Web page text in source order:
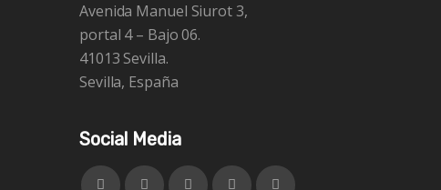
Avenida Manuel Siurot 3,
portal 4 – Bajo 06.
41013 Sevilla.
Sevilla, España
Social Media